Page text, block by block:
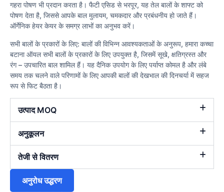
गहरा पोषण भी प्रदान करता है। फैटी एसिड से भरपूर, यह तेल बालों के शाफ्ट को
पोषण देता है, जिससे आपके बाल मुलायम, चमकदार और प्रबंधनीय हो जाते हैं।
ऑर्गेनिक हेयर केयर के समग्र लाभों का अनुभव करें।
सभी बालों के प्रकारों के लिए: बालों की विभिन्न आवश्यकताओं के अनुरूप, हमारा कच्चा
बटाना ऑयल सभी बालों के प्रकारों के लिए उपयुक्त है, जिसमें सूखे, क्षतिग्रस्त और
रंग – उपचारित बाल शामिल हैं। यह दैनिक उपयोग के लिए पर्याप्त कोमल है और लंबे
समय तक चलने वाले परिणामों के लिए आपकी बालों की देखभाल की दिनचर्या में सहज
रूप से फिट बैठता है।
उत्पाद MOQ
अनुकूलन
तेजी से वितरण
अनुरोध उद्धरण